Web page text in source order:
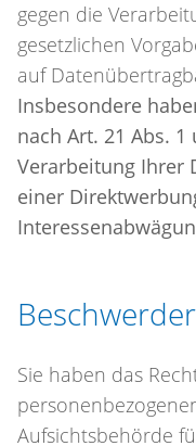
gegen die
gesetzlichen
auf
Insbesondere
nach Art. 21 Abs. 1
Verarbeitung Ihrer
einer
Sie haben das
Aufsichtsbehörde